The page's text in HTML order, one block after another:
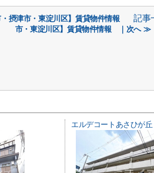
摂津市・東淀川区】賃貸物件情報 記事
市・東淀川区】賃貸物件情報 ｜次へ ≫
エルデコートあさひが丘